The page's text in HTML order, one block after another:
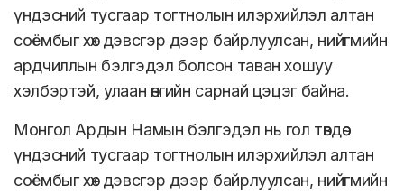
үндэсний тусгаар тогтнолын илэрхийлэл алтан
соёмбыг хөх дэвсгэр дээр байрлуулсан, нийгмийн
ардчиллын бэлгэдэл болсон таван хошуу
хэлбэртэй, улаан өнгийн сарнай цэцэг байна.
Монгол Ардын Намын бэлгэдэл нь гол төвдөө
үндэсний тусгаар тогтнолын илэрхийлэл алтан
соёмбыг хөх дэвсгэр дээр байрлуулсан, нийгмийн